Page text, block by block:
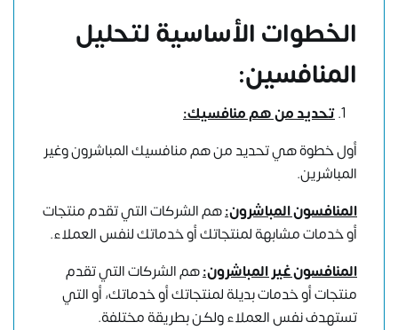
الخطوات الأساسية لتحليل
المنافسين:
تحديد من هم منافسيك:
أول خطوة هي تحديد من هم منافسيك المباشرون وغير
المباشرين.
المنافسون المباشرون:هم الشركات التي تقدم منتجات
أو خدمات مشابهة لمنتجاتك أو خدماتك لنفس العملاء.
المنافسون غير المباشرون:هم الشركات التي تقدم
منتجات أو خدمات بديلة لمنتجاتك أو خدماتك، أو التي
تستهدف نفس العملاء ولكن بطريقة مختلفة.